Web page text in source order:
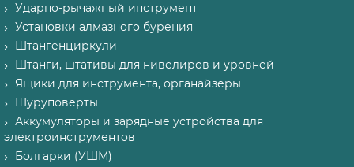
Ударно-рычажный инструмент
Установки алмазного бурения
Штангенциркули
Штанги, штативы для нивелиров и уровней
Ящики для инструмента, органайзеры
Шуруповерты
Аккумуляторы и зарядные устройства для
электроинструментов
Болгарки (УШМ)